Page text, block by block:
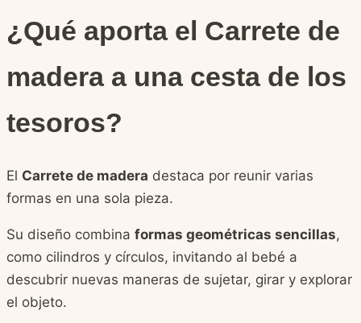
¿Qué aporta el Carrete de
madera a una cesta de los
tesoros?
El Carrete de madera destaca por reunir varias
formas en una sola pieza.
Su diseño combina formas geométricas sencillas,
como cilindros y círculos, invitando al bebé a
descubrir nuevas maneras de sujetar, girar y explorar
el objeto.